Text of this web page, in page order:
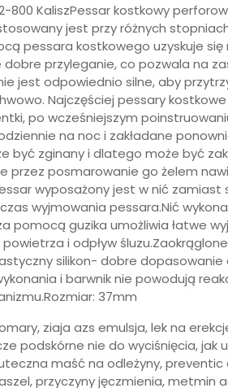
800 KaliszPessar kostkowy
jest przy różnych
pessara kostkowego uzyskuje się
przyleganie, co pozwala na
jest odpowiednio silne, aby
Najczęściej pessary
po wcześniejszym
na noc i zakładane
być zginany i dlatego może być
przez posmarowanie go żelem
wyposażony jest w nić zamiast
wyjmowania pessara.Nić
pomocą guzika umożliwia łatwe
i odpływ
silikon- dobre
i barwnik nie powodują
37mm
ziaja azs emulsja, lek na
podskórne nie do wyciśnięcia, jak
maść na odleżyny, preventic
przyczyny jęczmienia, metmin